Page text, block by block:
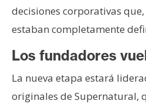
decisiones corporativas
estaban completamente
Los fundadores
La nueva etapa estará
originales de Supernatural,